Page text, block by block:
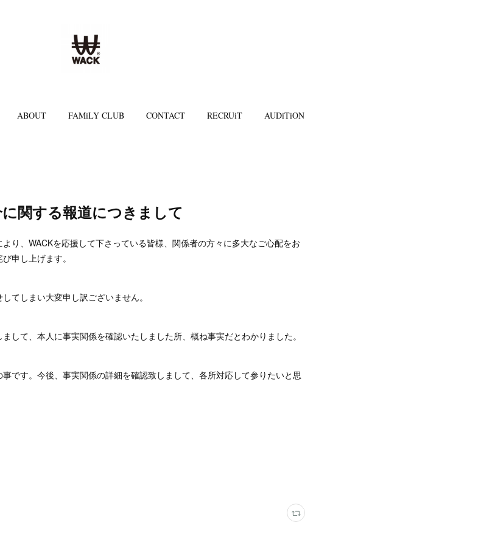
ABOUT FAMiLY CLUB CONTACT RECRUiT AUDiTiON
関する報道につきまして
り、WACKを応援して下さっている皆様、関係者の方々に多大なご心配をお
申し上げます。
てしまい大変申し訳ございません。
して、本人に事実関係を確認いたしました所、概ね事実だとわかりました。
です。今後、事実関係の詳細を確認致しまして、各所対応して参りたいと思